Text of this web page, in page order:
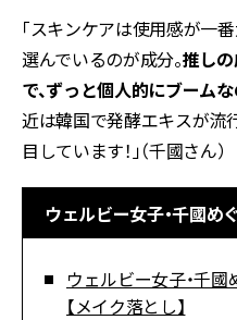
「スキンケアは使用感が一
選んでいるのが成分。推し
で、ずっと個人的にブーム
近は韓国で発酵エキスが流
目しています！」（千國さん）
ウェルビー女子・千國め
ウェルビー女子・千
【メイク落とし】